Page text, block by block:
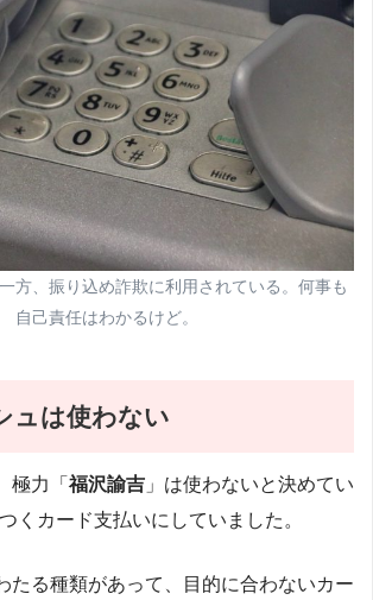
方、振り込め詐欺に利用されている。何事も
自己責任はわかるけど。
ュは使わない
極力「 福沢諭吉 」は使わないと決めてい
くカード支払いにしていました。
たる種類があって、目的に合わないカー